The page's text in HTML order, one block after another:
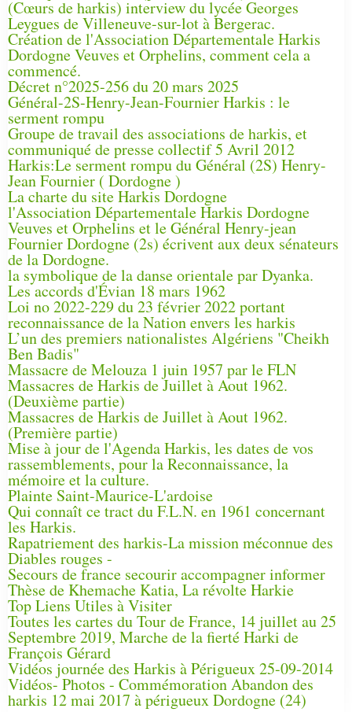
(Cœurs de harkis) interview du lycée Georges
Leygues de Villeneuve-sur-lot à Bergerac.
Création de l'Association Départementale Harkis
Dordogne Veuves et Orphelins, comment cela a
commencé.
Décret n°2025-256 du 20 mars 2025
Général-2S-Henry-Jean-Fournier Harkis : le
serment rompu
Groupe de travail des associations de harkis, et
communiqué de presse collectif 5 Avril 2012
Harkis:Le serment rompu du Général (2S) Henry-
Jean Fournier ( Dordogne )
La charte du site Harkis Dordogne
l'Association Départementale Harkis Dordogne
Veuves et Orphelins et le Général Henry-jean
Fournier Dordogne (2s) écrivent aux deux sénateurs
de la Dordogne.
la symbolique de la danse orientale par Dyanka.
Les accords d'Évian 18 mars 1962
Loi no 2022-229 du 23 février 2022 portant
reconnaissance de la Nation envers les harkis
L’un des premiers nationalistes Algériens "Cheikh
Ben Badis"
Massacre de Melouza 1 juin 1957 par le FLN
Massacres de Harkis de Juillet à Aout 1962.
(Deuxième partie)
Massacres de Harkis de Juillet à Aout 1962.
(Première partie)
Mise à jour de l'Agenda Harkis, les dates de vos
rassemblements, pour la Reconnaissance, la
mémoire et la culture.
Plainte Saint-Maurice-L'ardoise
Qui connaît ce tract du F.L.N. en 1961 concernant
les Harkis.
Rapatriement des harkis-La mission méconnue des
Diables rouges -
Secours de france secourir accompagner informer
Thèse de Khemache Katia, La révolte Harkie
Top Liens Utiles à Visiter
Toutes les cartes du Tour de France, 14 juillet au 25
Septembre 2019, Marche de la fierté Harki de
François Gérard
Vidéos journée des Harkis à Périgueux 25-09-2014
Vidéos- Photos - Commémoration Abandon des
harkis 12 mai 2017 à périgueux Dordogne (24)